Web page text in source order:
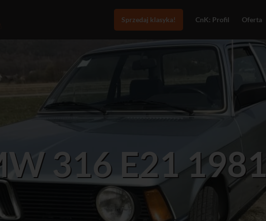
Sprzedaj klasyka! CnK: Profil Oferta
316 E21 1981